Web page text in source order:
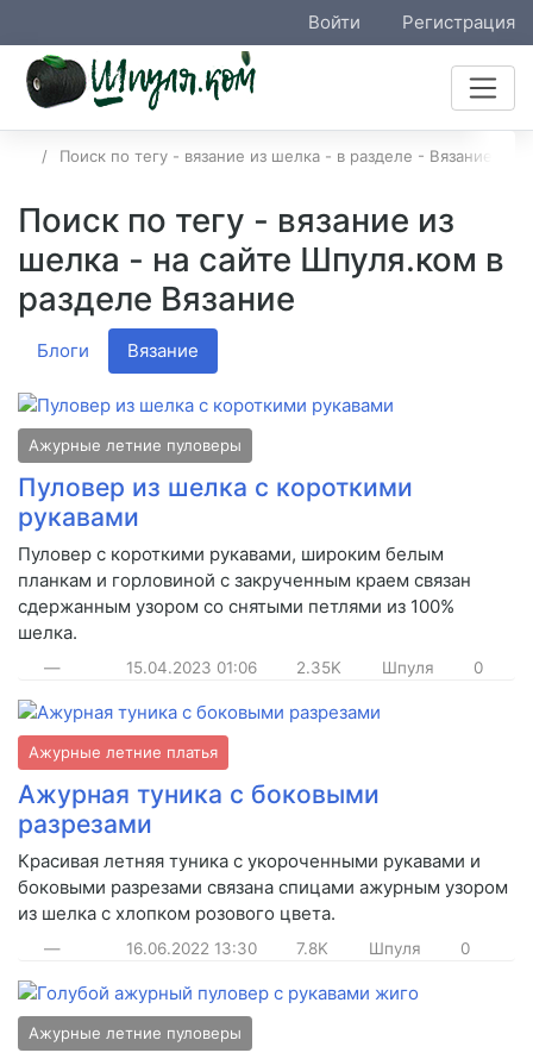
Войти Регистрация
Поиск по тегу - вязание из шелка - в разделе - Вязание
Поиск по тегу - вязание из
шелка - на сайте Шпуля.ком в
разделе Вязание
Блоги Вязание
Ажурные летние пуловеры
Пуловер из шелка с короткими
рукавами
Пуловер с короткими рукавами, широким белым
планкам и горловиной с закрученным краем связан
сдержанным узором со снятыми петлями из 100%
шелка.
— 15.04.2023 01:06 2.35K Шпуля 0
Ажурные летние платья
Ажурная туника с боковыми
разрезами
Красивая летняя туника с укороченными рукавами и
боковыми разрезами связана спицами ажурным узором
из шелка с хлопком розового цвета.
— 16.06.2022 13:30 7.8K Шпуля 0
Ажурные летние пуловеры